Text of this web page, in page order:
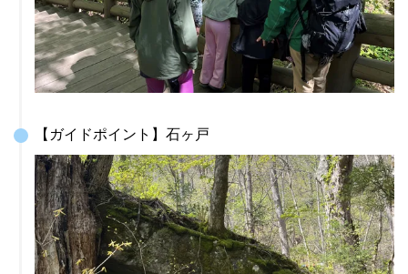
【ガイドポイント】石ヶ戸